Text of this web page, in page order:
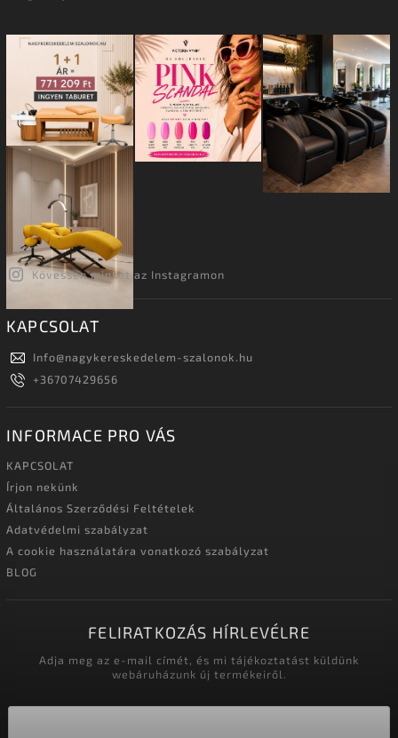
Kövessen minket az Instagramon
KAPCSOLAT
Info@nagykereskedelem-szalonok.hu
+36707429656
INFORMACE PRO VÁS
KAPCSOLAT
Írjon nekünk
Általános Szerződési Feltételek
Adatvédelmi szabályzat
A cookie használatára vonatkozó szabályzat
BLOG
FELIRATKOZÁS HÍRLEVÉLRE
Adja meg az e-mail címét, és mi tájékoztatást küldünk
webáruházunk új termékeiről.